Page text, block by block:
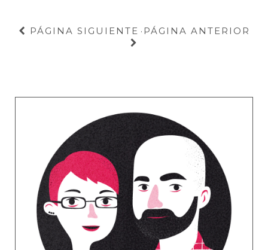
PÁGINA SIGUIENTE · PÁGINA ANTERIOR